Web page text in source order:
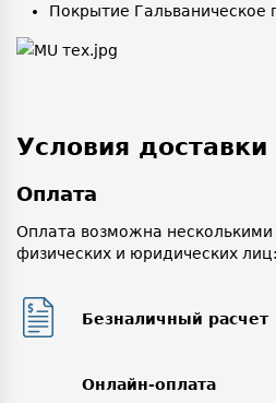
Покрытие
Условия
Оплата
Оплата возможна
физических и юридических лиц:
Безналичный расчет
Онлайн-оплата